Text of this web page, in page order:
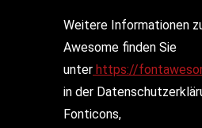
Weitere Informationen
Awesome finden Sie
unter https://
in der
Fonticons,